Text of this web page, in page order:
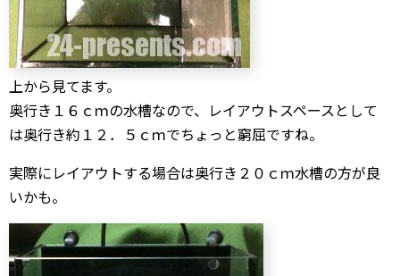
上から見てます。
奥行き１６ｃｍの水槽なので、レイアウトスペースとして
は奥行き約１２．５ｃｍでちょっと窮屈ですね。
実際にレイアウトする場合は奥行き２０ｃｍ水槽の方が良
いかも。